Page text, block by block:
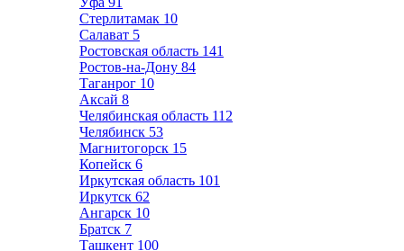
Стерлитамак 10
Салават 5
Ростовская область 141
Ростов-на-Дону 84
Таганрог 10
Аксай 8
Челябинская область 112
Челябинск 53
Магнитогорск 15
Копейск 6
Иркутская область 101
Иркутск 62
Ангарск 10
Братск 7
Ташкент 100